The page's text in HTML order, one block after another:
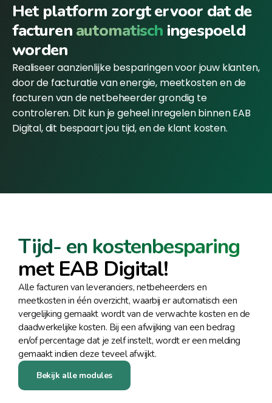
Realiseer aanzienlijke besparingen voor jouw klanten,
door de facturatie van energie, meetkosten en de
facturen van de netbeheerder grondig te
controleren. Dit kun je geheel inregelen binnen EAB
Digital, dit bespaart jou tijd, en de klant kosten.
Het platform zorgt ervoor dat de
facturen automatisch ingespoeld
worden
Tijd- en kostenbesparing
met EAB Digital!
Alle facturen van leveranciers, netbeheerders en
meetkosten in één overzicht, waarbij er automatisch een
vergelijking gemaakt wordt van de verwachte kosten en de
daadwerkelijke kosten. Bij een afwijking van een bedrag
en/of percentage dat je zelf instelt, wordt er een melding
gemaakt indien deze teveel afwijkt.
Bekijk alle modules